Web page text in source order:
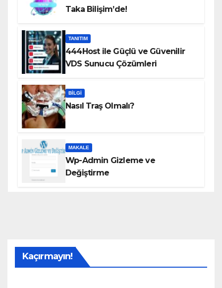
Taka Bilişim’de!
TANITIM
444Host ile Güçlü ve Güvenilir
VDS Sunucu Çözümleri
BILGI
Nasıl Traş Olmalı?
MAKALE
Wp-Admin Gizleme ve
Değiştirme
Kaçırmayın!